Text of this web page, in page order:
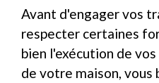
Avant d'engager vos
respecter certaines
bien l'exécution de
de votre maison, vous